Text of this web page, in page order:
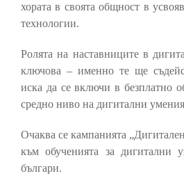
хората в своята общност в
технологии.
Ролята на наставниците в
ключова – именно те ще
иска да се включи в безплатно
средно ниво на дигитални
Очаква се кампанията
към обученията за дигитални
българи.